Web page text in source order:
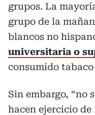
grupos. La
grupo de la
blancos no
universitaria o
consumido
Sin embargo, “no
hacen ejercicio